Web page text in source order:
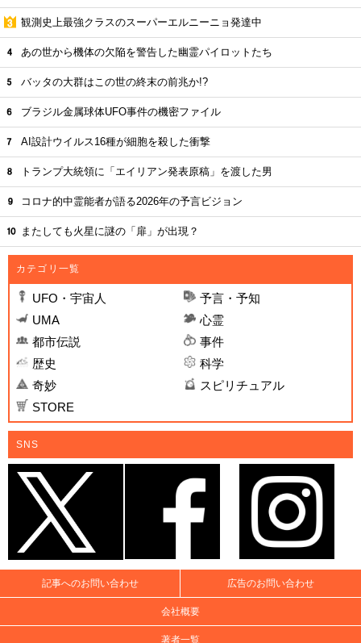
観測史上最強クラスのスーパーエルニーニョ発達中
あの世から機体の欠陥を警告した幽霊パイロットたち
バッタの大群はこの世の終末の前兆か!?
ブラジル金属球体UFO事件の機密ファイル
AI設計ウイルス16種が細胞を殺した衝撃
トランプ大統領に「エイリアン発表原稿」を渡した男
コロナ的中霊能者が語る2026年の予言ビジョン
またしても火星に謎の「扉」が出現？
カテゴリ一覧
UFO・宇宙人
予言・予知
UMA
心霊
都市伝説
事件
歴史
科学
奇妙
スピリチュアル
STORE
SNS
記事へのお問い合わせ 広告のお問い合わせ
会社概要
著者一覧